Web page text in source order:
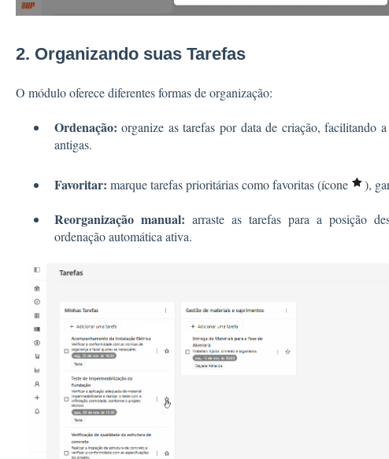
2. Organizando suas Tarefas
O módulo oferece diferentes formas de organização:
Ordenação: organize as tarefas por data de criação, facilitando
antigas.
Favoritar: marque tarefas prioritárias como favoritas (ícone ),
Reorganização manual: arraste as tarefas para a posição
ordenação automática ativa.